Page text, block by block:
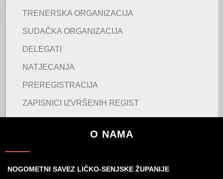
TRENERSKA ORGANIZACIJA
SUDAČKA ORGANIZACIJA
DELEGATI
NATJECANJA
PREREGISTRACIJA
ZAPISNICI IZVRŠENIH REGIST
O NAMA
NOGOMETNI SAVEZ LIČKO-SENJSKE ŽUPANIJE